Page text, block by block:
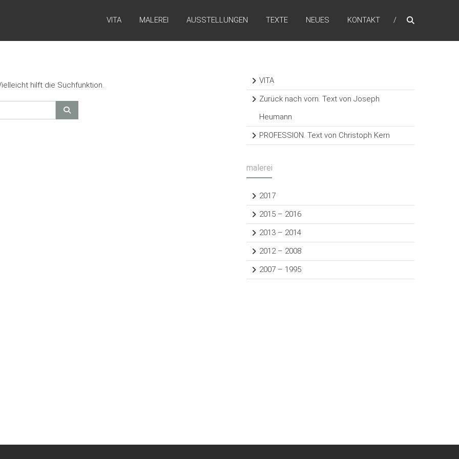
VITA MALEREI AUSSTELLUNGEN TEXTE NEUES KONTAKT
hilft die Suchfunktion.
VITA
Zurück nach vorn. Text von Joseph
Heumann
PROFESSION. Text von Christoph Kern
malerei
2017
2015 – 2016
2013 – 2014
2012 – 2008
2007 – 1995